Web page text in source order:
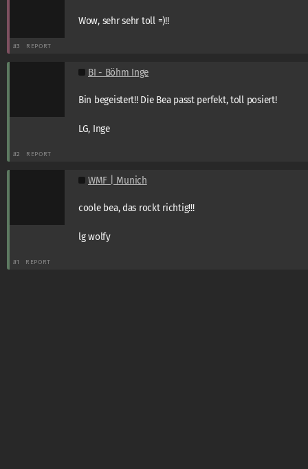
Wow, sehr sehr toll =)!!
#3 REPORT
BI - Böhm Inge
Bin begeistert!! Die Bea passt perfekt, toll posiert!
LG, Inge
#2 REPORT
WMF | Munich
coole bea, das rockt richtig!!!
lg wolfy
#1 REPORT